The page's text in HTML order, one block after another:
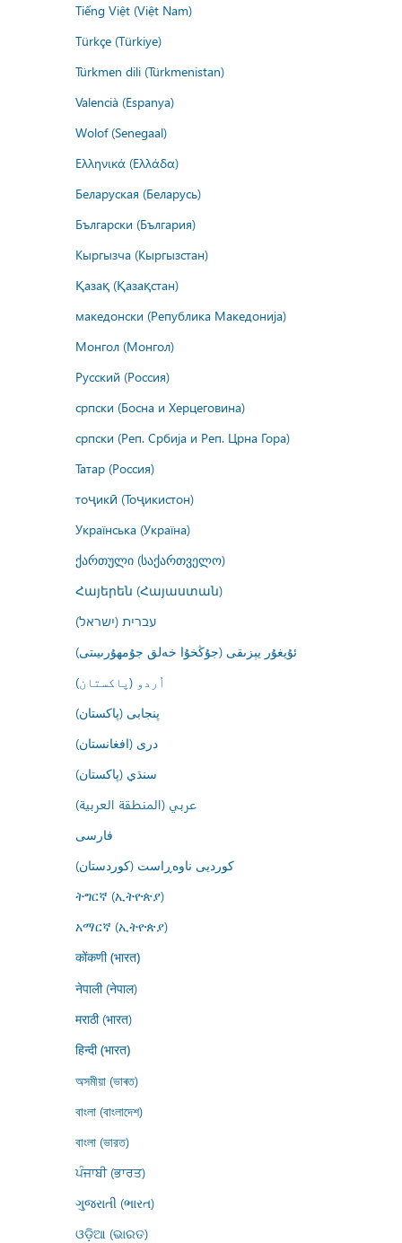
Tiếng Việt (Việt Nam)
Türkçe (Türkiye)
Türkmen dili (Türkmenistan)
Valencià (Espanya)
Wolof (Senegaal)
Ελληνικά (Ελλάδα)
Беларуская (Беларусь)
Български (България)
Кыргызча (Кыргызстан)
Қазақ (Қазақстан)
македонски (Република Македонија)
Монгол (Монгол)
Русский (Россия)
српски (Босна и Херцеговина)
српски (Реп. Србија и Реп. Црна Гора)
Татар (Россия)
тоҷикӣ (Тоҷикистон)
Українська (Україна)
ქართული (საქართველო)
Հայերեն (Հայաստան)
עברית (ישראל)
ئۇيغۇر يېزىقى (جۇڭخۇا خەلق جۇمھۇرىيىتى)
اُردو (پاکستان)
پنجابی (پاکستان)
درى (افغانستان)
سنڌي (پاکستان)
عربي (المنطقة العربية)
فارسى
کوردیی ناوەڕاست (کوردستان)
ትግርኛ (ኢትዮጵያ)
አማርኛ (ኢትዮጵያ)
कोंकणी (भारत)
नेपाली (नेपाल)
मराठी (भारत)
हिन्दी (भारत)
অসমীয়া (ভাৰত)
বাংলা (বাংলাদেশ)
বাংলা (ভারত)
ਪੰਜਾਬੀ (ਭਾਰਤ)
ગુજરાતી (ભારત)
ଓଡ଼ିଆ (ଭାରତ)